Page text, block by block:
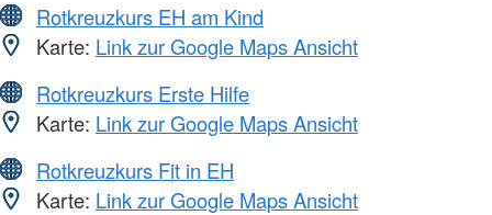
Rotkreuzkurs EH am Kind
Karte: Link zur Google Maps Ansicht
Rotkreuzkurs Erste Hilfe
Karte: Link zur Google Maps Ansicht
Rotkreuzkurs Fit in EH
Karte: Link zur Google Maps Ansicht